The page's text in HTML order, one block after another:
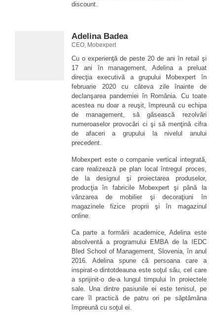
discount.
Adelina Badea
CEO, Mobexpert
Cu o experienţă de peste 20 de ani în retail şi
17 ani în management, Adelina a preluat
direcţia executivă a grupului Mobexpert în
februarie 2020 cu câteva zile înainte de
declanşarea pandemiei în România. Cu toate
acestea nu doar a reuşit, împreună cu echipa
de management, să găsească rezolvări
numeroaselor provocări ci şi să menţină cifra
de afaceri a grupului la nivelul anului
precedent.
Mobexpert este o companie vertical integrată,
care realizează pe plan local întregul proces,
de la designul şi proiectarea produselor,
producţia în fabricile Mobexpert şi până la
vânzarea de mobilier şi decoraţiuni în
magazinele fizice proprii şi în magazinul
online.
Ca parte a formării academice, Adelina este
absolventă a programului EMBA de la IEDC
Bled School of Management, Slovenia, în anul
2016. Adelina spune că persoana care a
inspirat-o dintotdeauna este soţul său, cel care
a sprijinit-o de-a lungul timpului în proiectele
sale. Una dintre pasiunile ei este tenisul, pe
care îl practică de patru ori pe săptămâna
împreună cu soţul ei.